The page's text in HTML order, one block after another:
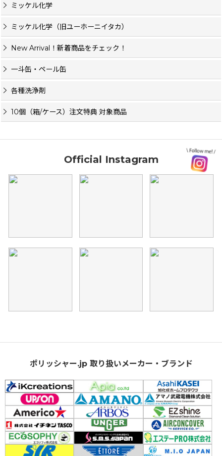
ミッケル化学
ミッケル化学（旧ユーホーニイタカ）
New Arrival！新着商品をチェック！
一斗缶・ペール缶
各種洗浄剤
10個（箱/ケース）注文特典 対象商品
Official Instagram
ポリッシャー.jp 取り扱いメーカー・ブランド